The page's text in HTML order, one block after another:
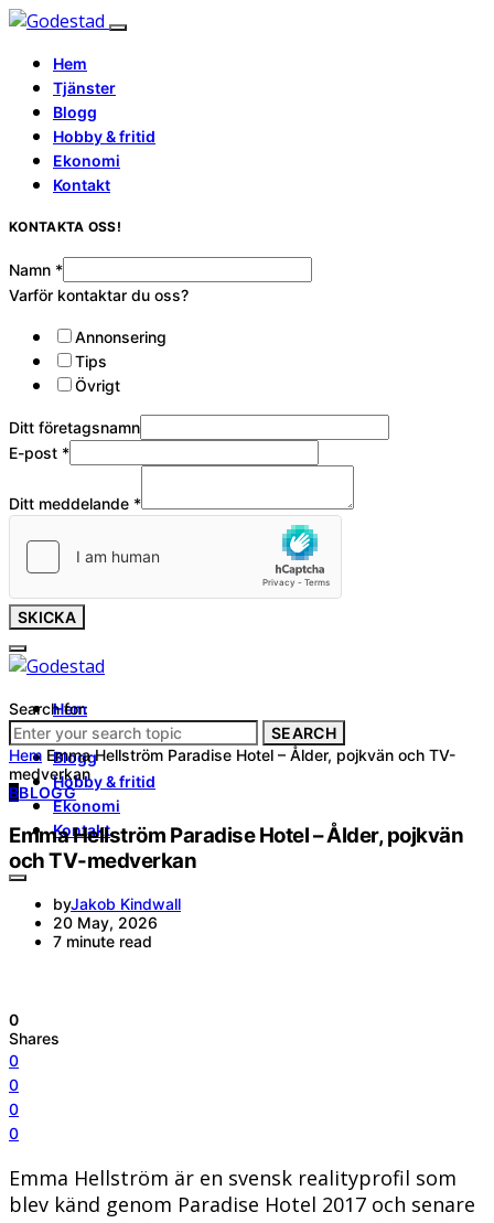
Hem
Tjänster
Blogg
Hobby & fritid
Ekonomi
Kontakt
KONTAKTA OSS!
Namn *
Varför kontaktar du oss?
Annonsering
Tips
Övrigt
Ditt företagsnamn
E-post *
Ditt meddelande *
SKICKA
Hem
Tjänster
Blogg
Hobby & fritid
Ekonomi
Kontakt
Search for:
SEARCH
Hem Emma Hellström Paradise Hotel – Ålder, pojkvän och TV-
medverkan
BBLOGG
Emma Hellström Paradise Hotel – Ålder, pojkvän
och TV-medverkan
byJakob Kindwall
20 May, 2026
7 minute read
0
Shares
0
0
0
0
Emma Hellström är en svensk realityprofil som
blev känd genom Paradise Hotel 2017 och senare